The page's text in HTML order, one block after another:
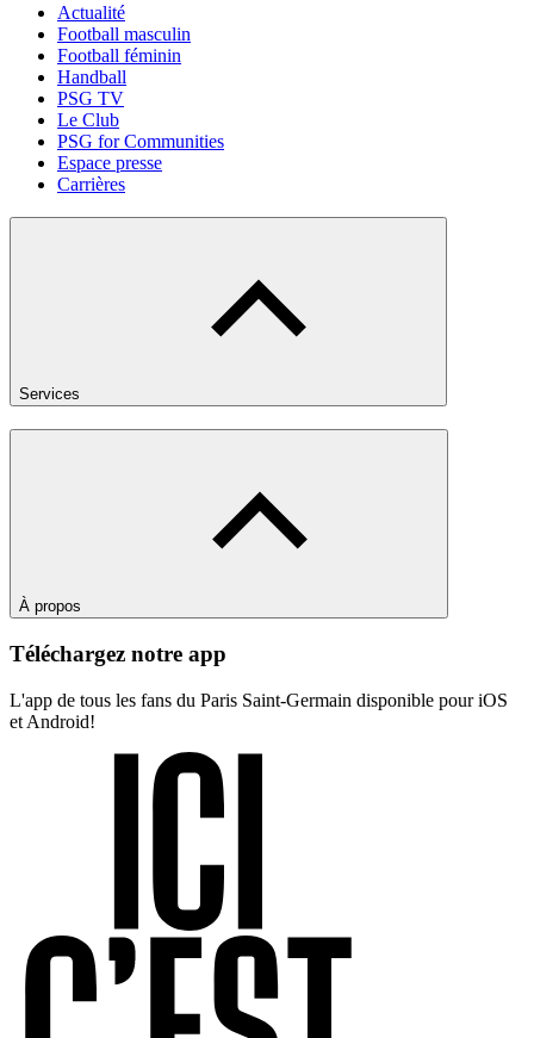
Actualité
Football masculin
Football féminin
Handball
PSG TV
Le Club
PSG for Communities
Espace presse
Carrières
Services
À propos
Téléchargez notre app
L'app de tous les fans du Paris Saint-Germain disponible pour iOS
et Android!